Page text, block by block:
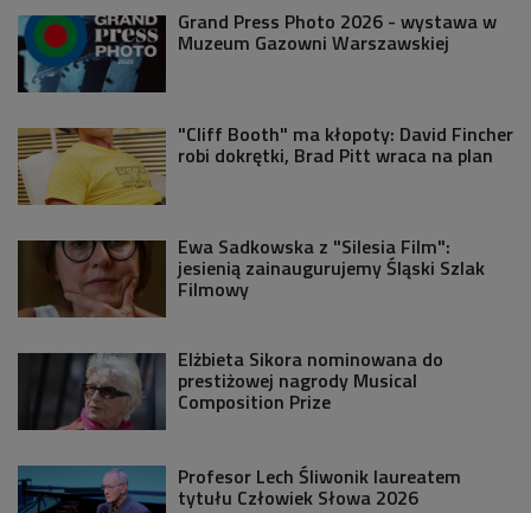
Grand Press Photo 2026 - wystawa w
Muzeum Gazowni Warszawskiej
"Cliff Booth" ma kłopoty: David Fincher
robi dokrętki, Brad Pitt wraca na plan
Ewa Sadkowska z "Silesia Film":
jesienią zainaugurujemy Śląski Szlak
Filmowy
Elżbieta Sikora nominowana do
prestiżowej nagrody Musical
Composition Prize
Profesor Lech Śliwonik laureatem
tytułu Człowiek Słowa 2026